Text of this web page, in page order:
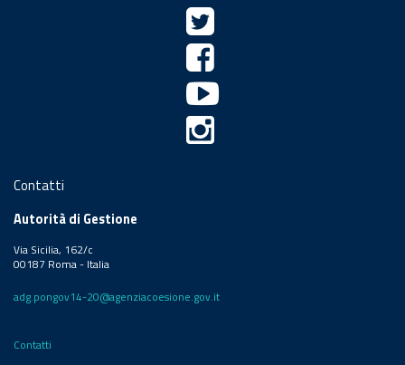
Contatti
Autorità di Gestione
Via Sicilia, 162/c
00187 Roma - Italia
adg.pongov14-20@agenziacoesione.gov.it
Contatti